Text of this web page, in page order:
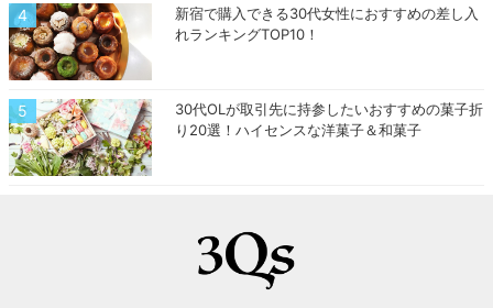
新宿で購入できる30代女性におすすめの差し入
れランキングTOP10！
30代OLが取引先に持参したいおすすめの菓子折
り20選！ハイセンスな洋菓子＆和菓子